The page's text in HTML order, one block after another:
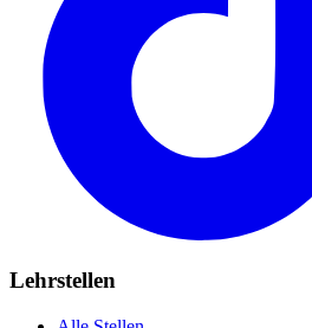
Lehrstellen